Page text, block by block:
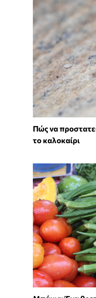
Πώς να
το καλοκαίρι